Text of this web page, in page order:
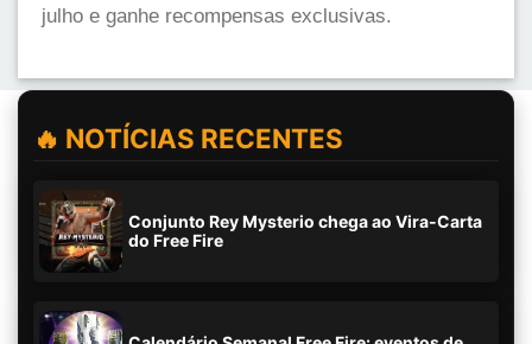
julho e ganhe recompensas exclusivas.
🔥 NOTÍCIAS RECENTES
Conjunto Rey Mysterio chega ao Vira-Carta
do Free Fire